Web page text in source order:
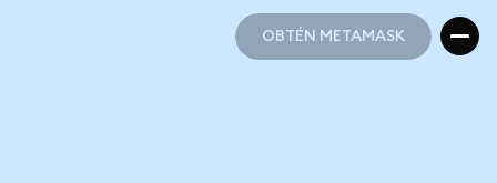
OBTÉN METAMASK